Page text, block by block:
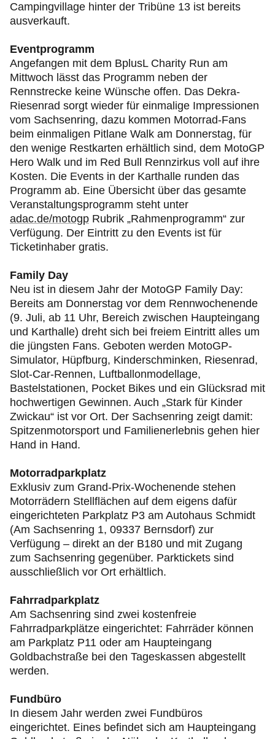
Campingvillage hinter der Tribüne 13 ist bereits
ausverkauft.
Eventprogramm
Angefangen mit dem BplusL Charity Run am
Mittwoch lässt das Programm neben der
Rennstrecke keine Wünsche offen. Das Dekra-
Riesenrad sorgt wieder für einmalige Impressionen
vom Sachsenring, dazu kommen Motorrad-Fans
beim einmaligen Pitlane Walk am Donnerstag, für
den wenige Restkarten erhältlich sind, dem MotoGP
Hero Walk und im Red Bull Rennzirkus voll auf ihre
Kosten. Die Events in der Karthalle runden das
Programm ab. Eine Übersicht über das gesamte
Veranstaltungsprogramm steht unter
adac.de/motogp Rubrik „Rahmenprogramm“ zur
Verfügung. Der Eintritt zu den Events ist für
Ticketinhaber gratis.
Family Day
Neu ist in diesem Jahr der MotoGP Family Day:
Bereits am Donnerstag vor dem Rennwochenende
(9. Juli, ab 11 Uhr, Bereich zwischen Haupteingang
und Karthalle) dreht sich bei freiem Eintritt alles um
die jüngsten Fans. Geboten werden MotoGP-
Simulator, Hüpfburg, Kinderschminken, Riesenrad,
Slot-Car-Rennen, Luftballonmodellage,
Bastelstationen, Pocket Bikes und ein Glücksrad mit
hochwertigen Gewinnen. Auch „Stark für Kinder
Zwickau“ ist vor Ort. Der Sachsenring zeigt damit:
Spitzenmotorsport und Familienerlebnis gehen hier
Hand in Hand.
Motorradparkplatz
Exklusiv zum Grand-Prix-Wochenende stehen
Motorrädern Stellflächen auf dem eigens dafür
eingerichteten Parkplatz P3 am Autohaus Schmidt
(Am Sachsenring 1, 09337 Bernsdorf) zur
Verfügung – direkt an der B180 und mit Zugang
zum Sachsenring gegenüber. Parktickets sind
ausschließlich vor Ort erhältlich.
Fahrradparkplatz
Am Sachsenring sind zwei kostenfreie
Fahrradparkplätze eingerichtet: Fahrräder können
am Parkplatz P11 oder am Haupteingang
Goldbachstraße bei den Tageskassen abgestellt
werden.
Fundbüro
In diesem Jahr werden zwei Fundbüros
eingerichtet. Eines befindet sich am Haupteingang